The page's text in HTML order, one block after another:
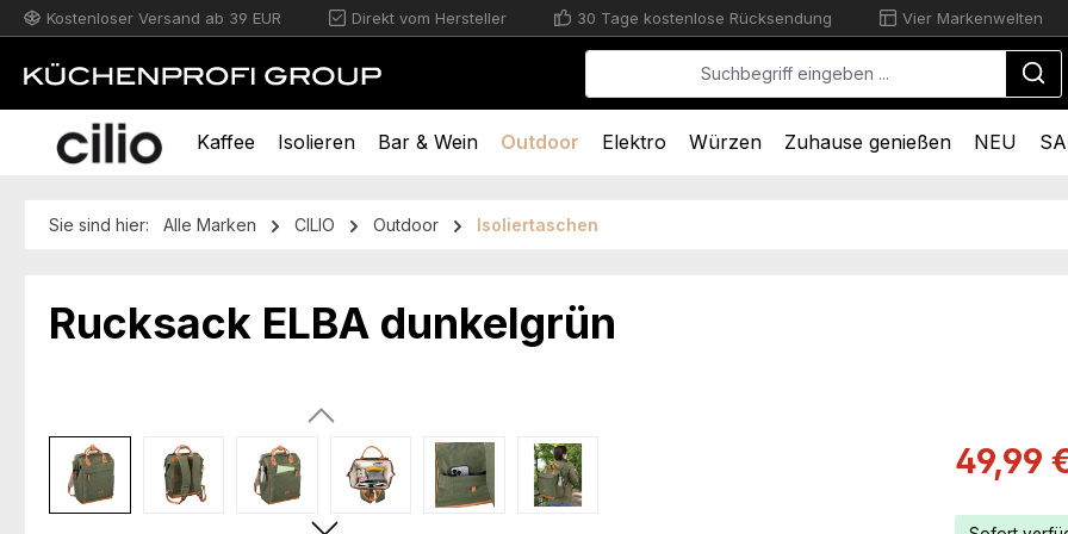
Hauptinhalt springen
Zur Suche springen
Zur Hauptnavigation springen
Kostenloser Versand ab 39 EUR Direkt vom Hersteller 30 Tage kostenlose Rücksendung Vier Markenwelten
Kaffee Isolieren Bar & Wein Outdoor Elektro Würzen Zuhause genießen NEU
Sie sind hier: Alle Marken CILIO Outdoor Isoliertaschen
Rucksack ELBA dunkelgrün
Bildergalerie überspringen 49,99